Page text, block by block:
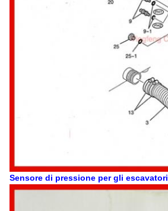
Sensore di pressione per gli escavatori